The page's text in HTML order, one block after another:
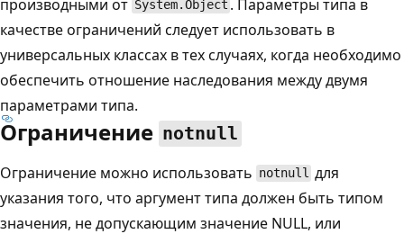
производными от System.Object . Параметры типа в
качестве ограничений следует использовать в
универсальных классах в тех случаях, когда необходимо
обеспечить отношение наследования между двумя
параметрами типа.
Ограничение notnull
Ограничение можно использовать notnull для
указания того, что аргумент типа должен быть типом
значения, не допускающим значение NULL, или